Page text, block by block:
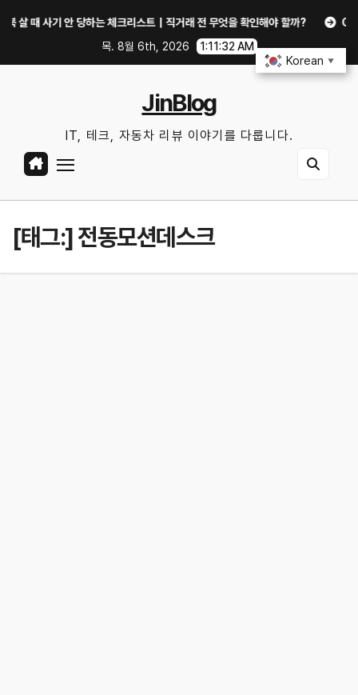
사기 안 당하는 체크리스트｜직거래 전 무엇을 확인해야 할까?
GTX
목. 8월 6th, 2026
1:11:33 AM
JinBlog
IT, 테크, 자동차 리뷰 이야기를 다룹니다.
[태그:]전동모션데스크
Korean ▼